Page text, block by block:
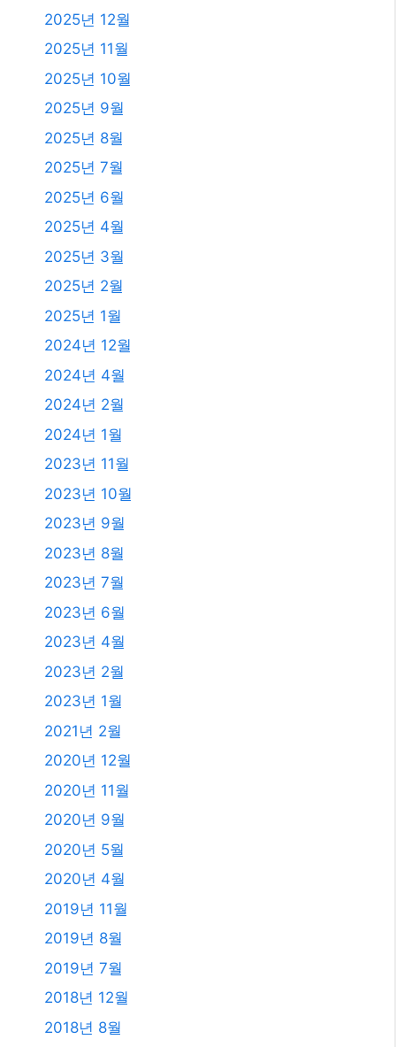
2025년 12월
2025년 11월
2025년 10월
2025년 9월
2025년 8월
2025년 7월
2025년 6월
2025년 4월
2025년 3월
2025년 2월
2025년 1월
2024년 12월
2024년 4월
2024년 2월
2024년 1월
2023년 11월
2023년 10월
2023년 9월
2023년 8월
2023년 7월
2023년 6월
2023년 4월
2023년 2월
2023년 1월
2021년 2월
2020년 12월
2020년 11월
2020년 9월
2020년 5월
2020년 4월
2019년 11월
2019년 8월
2019년 7월
2018년 12월
2018년 8월